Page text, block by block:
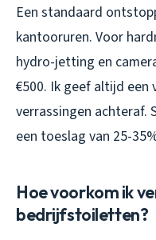
Een standaard
kantooruren. Voor
hydro-jetting en
€500. Ik geef altijd
verrassingen achteraf.
een toeslag van 25-
Hoe voorkom ik
bedrijfstoiletten?